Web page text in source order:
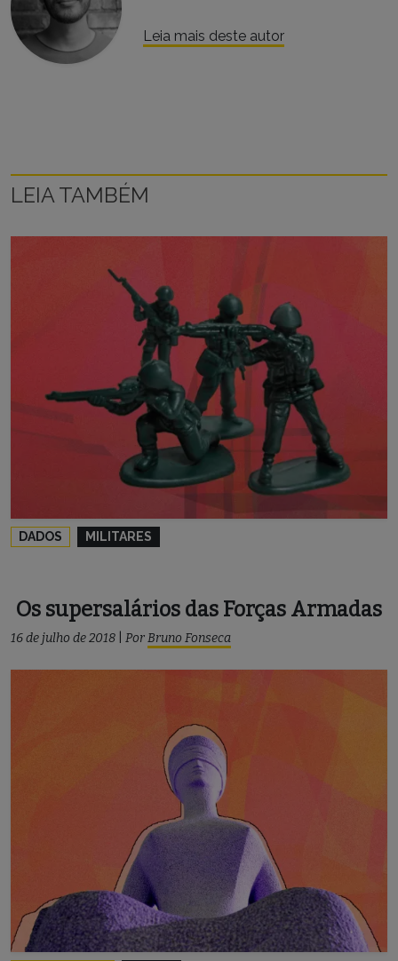
Leia mais deste autor
LEIA TAMBÉM
DADOS MILITARES
Os supersalários das Forças Armadas
16 de julho de 2018 PorBruno Fonseca